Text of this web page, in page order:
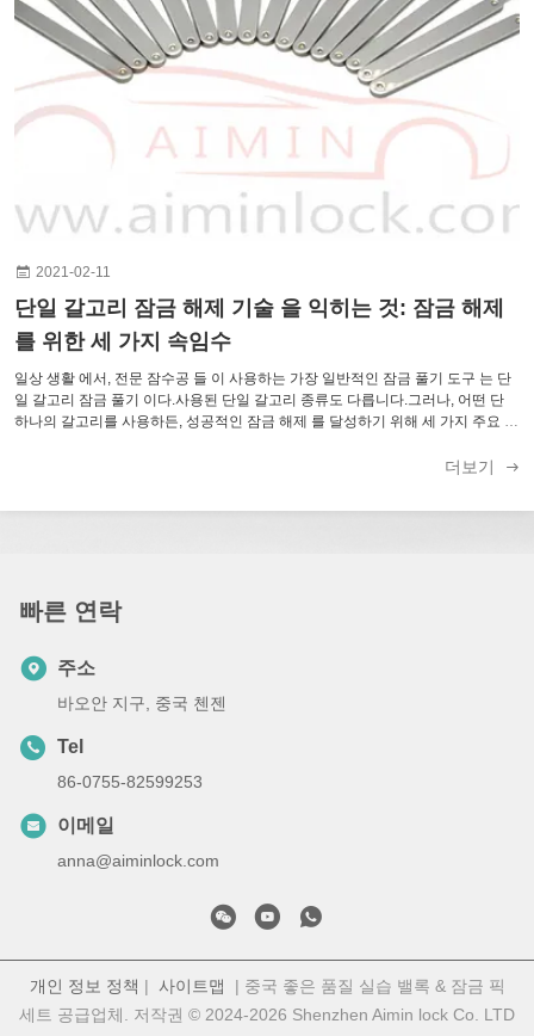
2021-02-11
단일 갈고리 잠금 해제 기술 을 익히는 것: 잠금 해제
를 위한 세 가지 속임수
일상 생활 에서, 전문 잠수공 들 이 사용하는 가장 일반적인 잠금 풀기 도구 는 단
일 갈고리 잠금 풀기 이다.사용된 단일 갈고리 종류도 다릅니다.그러나, 어떤 단
하나의 갈고리를 사용하든, 성공적인 잠금 해제 를 달성하기 위해 세 가지 주요 잠
할 것입니다. 1단일 갈고리 점 잠금 방법 단일 갈고리 도구 세트에는 다양한 유형
유리 문 잠금, 롤링 문 잠금 등 한 갈고리 잠금 붓 방법을 사용하여 잠금의 기술적
니다.종이 클립이나 철선 같은 재료를 사용할 수 있습니다.간단한 굽힘을 통해, 당
신은 브러쉬 갈고리 도구를 만들 수 있습니다. 단일 갈고리 잠금 붓기 기술을 사용
할 때, 당신은 단지 준비 된 붓 갈고리 도구를 열쇠 구멍의 가장 깊은 부분에 넣을
쇠는 앞뒤로. 단지 몇 번 앞뒤가 필요 합니다. 빨리 손상되지 않은 잠금의 열을 완
료. 3단일 갈고리 지퍼 방법 잠금의 설치로 인해, 키홀의 핀을 위쪽으로 그리고 아
래쪽으로 배치하는 두 가지 방법이 있습니다.우리는 단일 갈고리 브러쉬 잠금 방
합니다. 소위 단일 갈고리 ज़ि프 방식은 브러쉬 잠금 방법에서 사용되는 단일 갈고
향합니다.단일 갈고리 도구는 또한 열쇠 구멍의 가장 깊은 부분에 배치됩니다, 그
고 쉽게 잠금을 여는 데 사용됩니다.
더보기
빠른 연락
주소
바오안 지구, 중국 첸젠
Tel
86-0755-82599253
이메일
anna@aiminlock.com
개인 정보 정책 | 사이트맵 | 중국 좋은 품질 실습 밸록 & 잠금 픽
세트 공급업체. 저작권 © 2024-2026 Shenzhen Aimin lock Co. LTD